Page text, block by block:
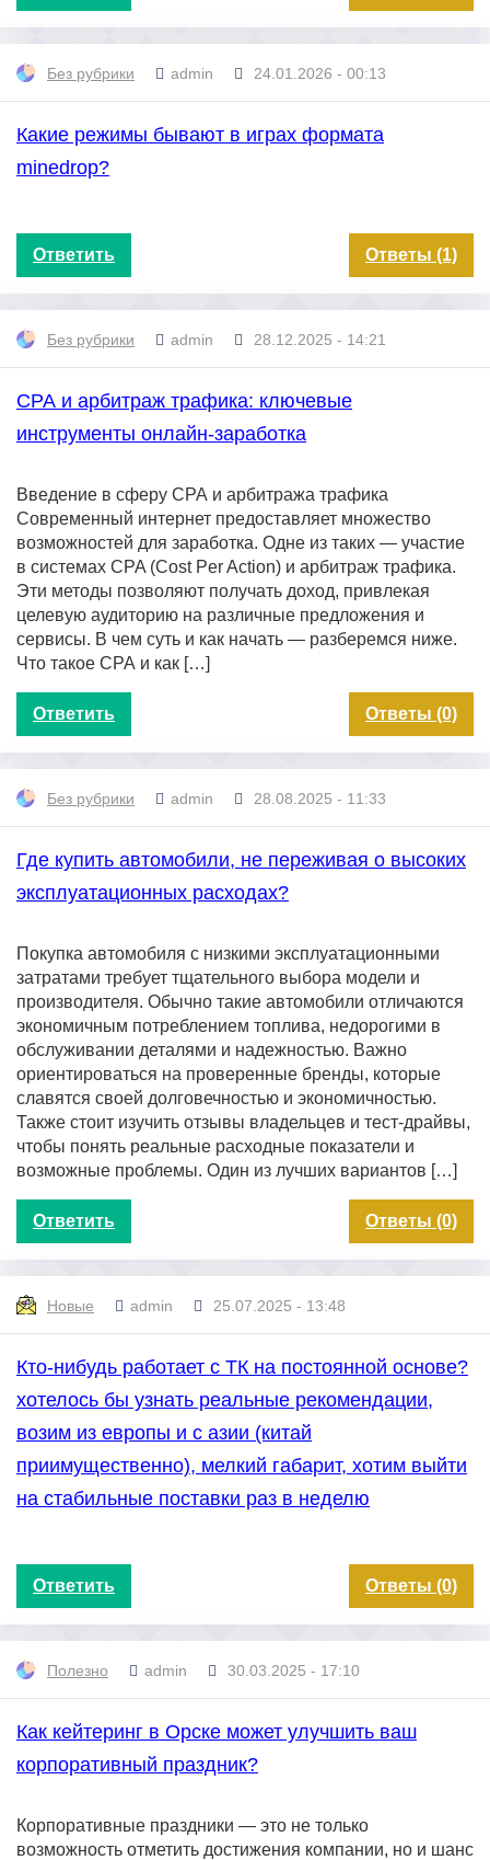
Без рубрики admin 24.01.2026 - 00:13
Какие режимы бывают в играх формата
minedrop?
Ответить Ответы (1)
Без рубрики admin 28.12.2025 - 14:21
СРА и арбитраж трафика: ключевые
инструменты онлайн-заработка
Введение в сферу СРА и арбитража трафика
Современный интернет предоставляет множество
возможностей для заработка. Одне из таких — участие
в системах CPA (Cost Per Action) и арбитраж трафика.
Эти методы позволяют получать доход, привлекая
целевую аудиторию на различные предложения и
сервисы. В чем суть и как начать — разберемся ниже.
Что такое СРА и как […]
Ответить Ответы (0)
Без рубрики admin 28.08.2025 - 11:33
Где купить автомобили, не переживая о высоких
эксплуатационных расходах?
Покупка автомобиля с низкими эксплуатационными
затратами требует тщательного выбора модели и
производителя. Обычно такие автомобили отличаются
экономичным потреблением топлива, недорогими в
обслуживании деталями и надежностью. Важно
ориентироваться на проверенные бренды, которые
славятся своей долговечностью и экономичностью.
Также стоит изучить отзывы владельцев и тест-драйвы,
чтобы понять реальные расходные показатели и
возможные проблемы. Один из лучших вариантов […]
Ответить Ответы (0)
Новые admin 25.07.2025 - 13:48
Кто-нибудь работает с ТК на постоянной основе?
хотелось бы узнать реальные рекомендации,
возим из европы и с азии (китай
приимущественно), мелкий габарит, хотим выйти
на стабильные поставки раз в неделю
Ответить Ответы (0)
Полезно admin 30.03.2025 - 17:10
Как кейтеринг в Орске может улучшить ваш
корпоративный праздник?
Корпоративные праздники — это не только
возможность отметить достижения компании, но и шанс